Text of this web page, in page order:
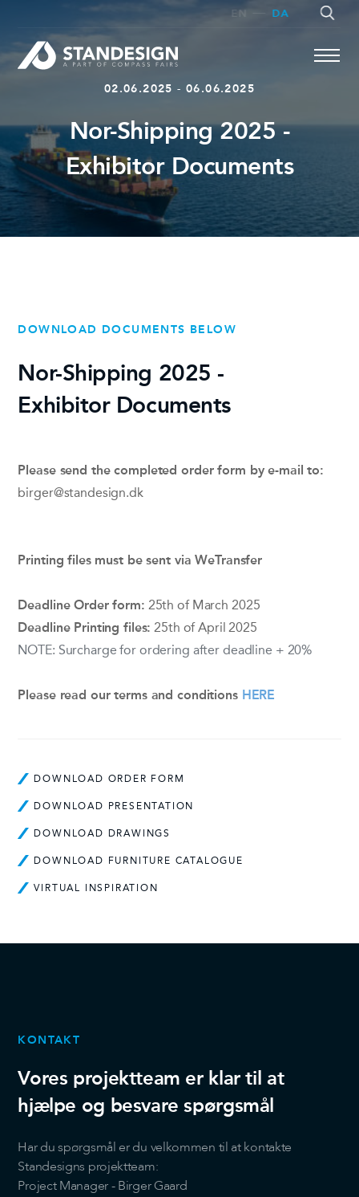
DA
EN
SØG
02.06.2025 - 06.06.2025
Nor-Shipping 2025 -
Exhibitor Documents
DOWNLOAD DOCUMENTS BELOW
Nor-Shipping 2025 -
Exhibitor Documents
Please send the completed order form by e-mail to:
birger@standesign.dk
Printing files must be sent viaWeTransfer
Deadline Order form: 25th of March 2025
Deadline Printing files: 25th of April 2025
NOTE: Surcharge for ordering after deadline + 20%
Please read our terms and conditions HERE
DOWNLOAD ORDER FORM
DOWNLOAD PRESENTATION
DOWNLOAD DRAWINGS
DOWNLOAD FURNITURE CATALOGUE
VIRTUAL INSPIRATION
KONTAKT
Vores projektteam er klar til at
hjælpe og besvare spørgsmål
Har du spørgsmål er du velkommen til at kontakte
Standesigns projektteam:
Project Manager - Birger Gaard